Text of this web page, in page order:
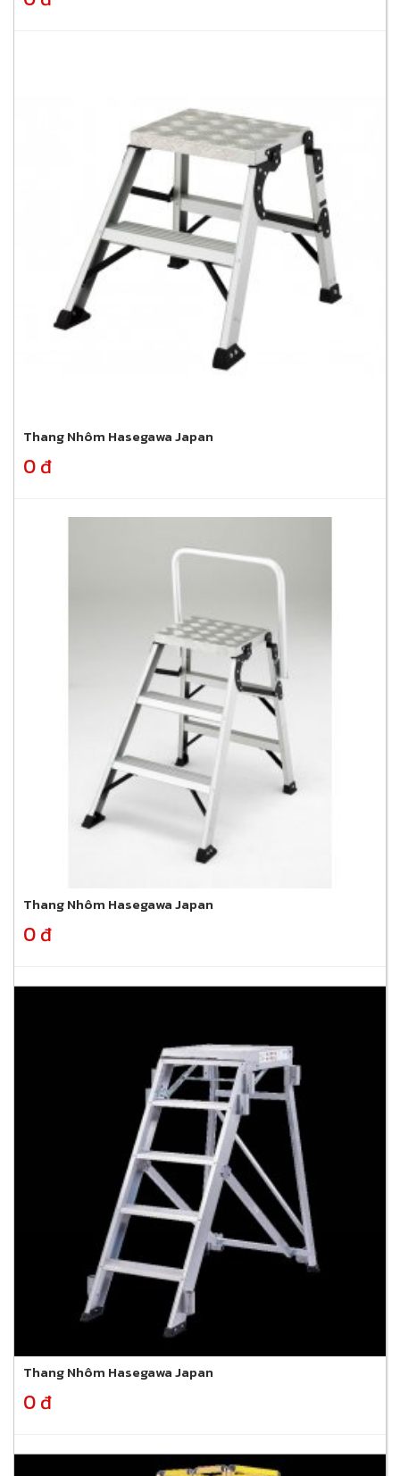
Thang Nhôm Hasegawa Japan
0 đ
Thang Nhôm Hasegawa Japan
0 đ
Thang Nhôm Hasegawa Japan
0 đ